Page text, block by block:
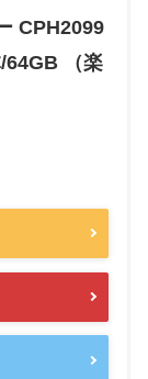
CPH2099
64GB （楽